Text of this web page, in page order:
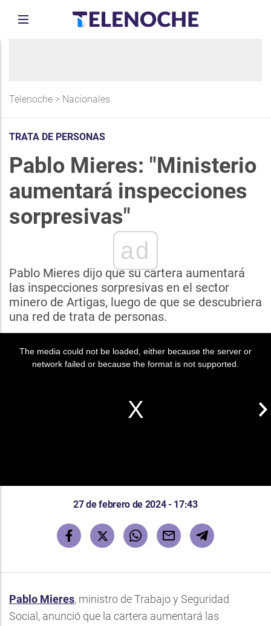
Telenoche > Nacionales
TRATA DE PERSONAS
Pablo Mieres: "Ministerio
aumentará inspecciones
sorpresivas"
ad
Pablo Mieres dijo que su cartera aumentará
las inspecciones sorpresivas en el sector
minero de Artigas, luego de que se descubriera
una red de trata de personas.
The media could not be loaded, either because the server or
network failed or because the format is not supported.
27 de febrero de 2024 - 17:43
Pablo Mieres, ministro de Trabajo y Seguridad
Social, anunció que la cartera aumentará las